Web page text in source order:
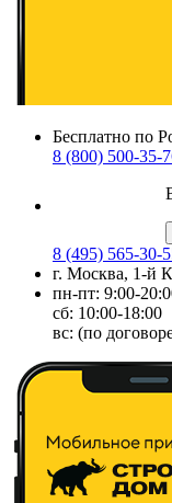
Бесплатно по
8 (800) 500-35-
8 (495) 565-30-
г. Москва, 1-й
пн-пт: 9:00-
сб: 10:00-18:00
вс: (по